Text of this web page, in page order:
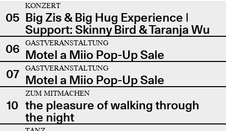
05
KONZERT
Big Zis & Big Hug Experience |
Support: Skinny Bird & Taranja Wu
06
GASTVERANSTALTUNG
Motel a Miio Pop-Up Sale
07
GASTVERANSTALTUNG
Motel a Miio Pop-Up Sale
10
ZUM MITMACHEN
the pleasure of walking through
the night